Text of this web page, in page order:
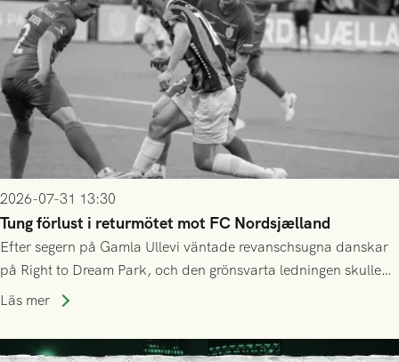
2026-07-31 13:30
Tung förlust i returmötet mot FC Nordsjælland
Efter segern på Gamla Ullevi väntade revanschsugna danskar
på Right to Dream Park, och den grönsvarta ledningen skulle
upphöra efter mindre än kvarten spelad. På lika mark visade
tennissiffror och det grönsvarta europaäventyret tog slut.
Läs mer